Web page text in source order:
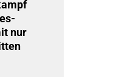
nur